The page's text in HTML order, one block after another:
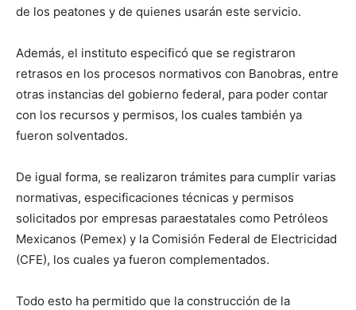
de los peatones y de quienes usarán este servicio.
Además, el instituto especificó que se registraron
retrasos en los procesos normativos con Banobras, entre
otras instancias del gobierno federal, para poder contar
con los recursos y permisos, los cuales también ya
fueron solventados.
De igual forma, se realizaron trámites para cumplir varias
normativas, especificaciones técnicas y permisos
solicitados por empresas paraestatales como Petróleos
Mexicanos (Pemex) y la Comisión Federal de Electricidad
(CFE), los cuales ya fueron complementados.
Todo esto ha permitido que la construcción de la